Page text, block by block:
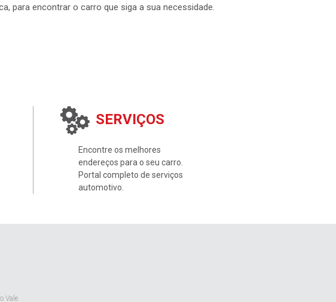
para encontrar o carro que siga a sua necessidade.
SERVIÇOS
Encontre os melhores
endereços para o seu carro.
Portal completo de serviços
automotivo.
Vale